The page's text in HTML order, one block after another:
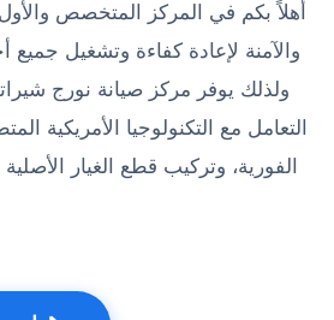
أهلاً بكم في المركز المتخصص
والآمنة لإعادة كفاءة وتشغيل جميع
ولذلك يوفر مركز صيانة نورج